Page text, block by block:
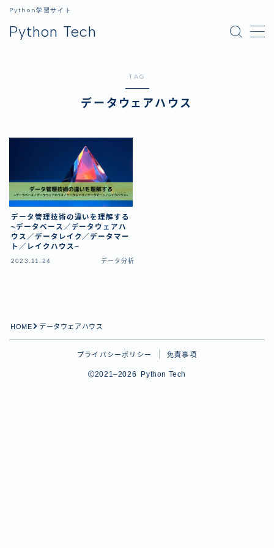
Python Tech
Python学習サイト
MENU
Python入門
ライブラリ
データ分析
GUI
画像処理
生成AI
TAG
データウェアハウス
データ管理技術の違いを理解する
~データベース／データウェアハ
ウス／データレイク／データマー
ト／レイクハウス~
2023.11.24 データ分析
HOME データウェアハウス
プライバシーポリシー 免責事項
2021–2026 Python Tech